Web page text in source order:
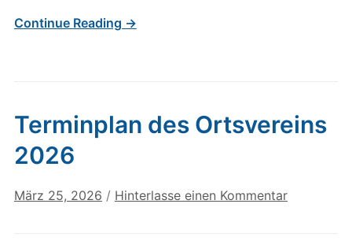
Continue Reading →
Terminplan des Ortsvereins
2026
März 25, 2026 / Hinterlasse einen Kommentar